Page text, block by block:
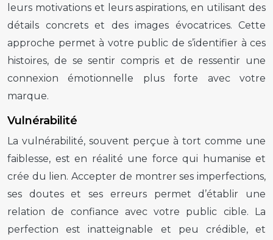
leurs motivations et leurs aspirations, en utilisant des
détails concrets et des images évocatrices. Cette
approche permet à votre public de s’identifier à ces
histoires, de se sentir compris et de ressentir une
connexion émotionnelle plus forte avec votre
marque.
Vulnérabilité
La vulnérabilité, souvent perçue à tort comme une
faiblesse, est en réalité une force qui humanise et
crée du lien. Accepter de montrer ses imperfections,
ses doutes et ses erreurs permet d’établir une
relation de confiance avec votre public cible. La
perfection est inatteignable et peu crédible, et